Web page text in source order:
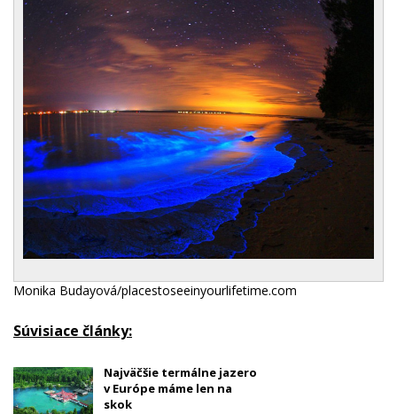
Monika Budayová/placestoseeinyourlifetime.com
Súvisiace články:
Najväčšie termálne jazero
v Európe máme len na
skok